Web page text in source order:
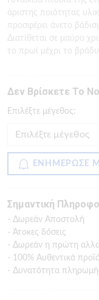
άριστης ποιότητας
προσφέρει άνετο
Διατίθεται σε μαύρο
το πρωί μέχρι το βράδυ!
Δεν Βρίσκετε Το
Eπιλέξτε μέγεθος:
ΕΝΗΜΕΡΩΣΕ
Σημαντική
- Δωρεάν Αποστολή
- Άτοκες δόσεις
- Δωρεάν η πρώτη
- 100% Αυθεντικά
- Δυνατότητα